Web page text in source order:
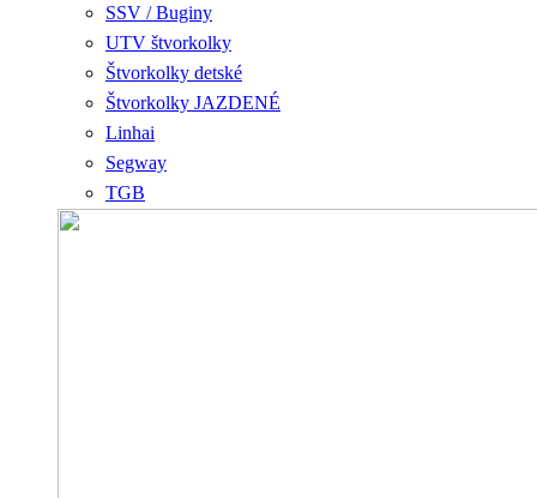
SSV / Buginy
UTV štvorkolky
Štvorkolky detské
Štvorkolky JAZDENÉ
Linhai
Segway
TGB